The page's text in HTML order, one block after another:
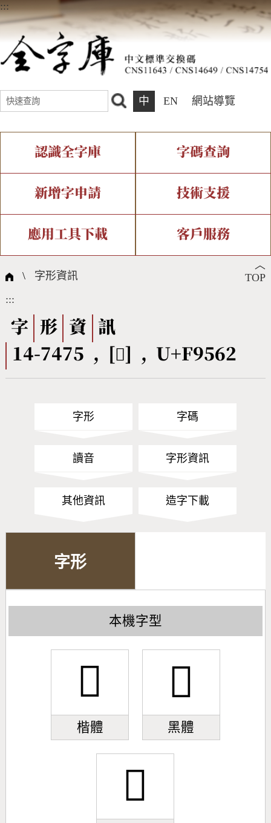
:::
中 EN 網站導覽
認識全字庫
全字庫介紹 全字庫現況
中文碼介紹 專有名詞介紹
國際字碼相關組織
字碼查詢
IDS查詢 部件查詢
複合查詢 注音查詢
筆畫查詢
筆順序查詢
CNS查詢 Unicode查詢
新增字申請
新字申請處理流程
技術支援
字形即時顯示 造字解決方案
全字庫授權 轉碼Web Service
應用工具下載
個人電腦造字處理工具
字形下載
客戶服務
問題集
熱門查詢統計
︿
TOP
\ 字形資訊
:::
字 形 資
訊
14-7475 , [󹕢] , U+F9562
字形 字碼
讀音 字形資訊
其他資訊 造字下載
字形
本機字型
󹕢
楷體
󹕢
黑體
󹕢